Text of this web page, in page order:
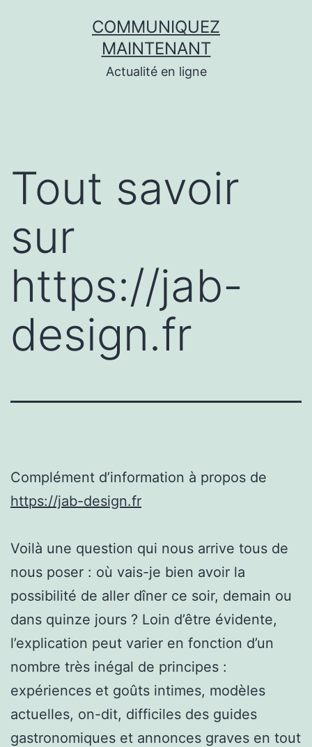
COMMUNIQUEZ
MAINTENANT
Actualité en ligne
Tout savoir
sur
https://jab-
design.fr
Complément d’information à propos de
https://jab-design.fr
Voilà une question qui nous arrive tous de
nous poser : où vais-je bien avoir la
possibilité de aller dîner ce soir, demain ou
dans quinze jours ? Loin d’être évidente,
l’explication peut varier en fonction d’un
nombre très inégal de principes :
expériences et goûts intimes, modèles
actuelles, on-dit, difficiles des guides
gastronomiques et annonces graves en tout